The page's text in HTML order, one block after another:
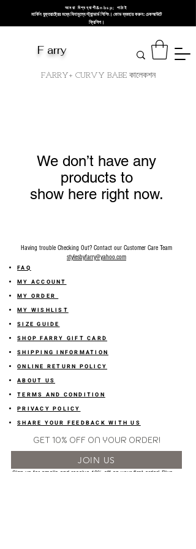
আমরা বিশ্বব্যাপী&nbsp; পাঠাই
মার্কিন যুক্তরাষ্ট্রের মধ্যে বিনামূল্যে স্ট্যান্ডার্ড শিপিং। কোড ব্যবহার করুন: চেকআউটে
ফ্রিশিপ।
F arry
FARRY+ CURVY BABE কালেকশন
We don’t have any
products to
show here right now.
Having trouble Checking Out? Contact our Customer Care Team
stylesbyfarry@yahoo.com
FAQ
MY ACCOUNT
MY ORDER
MY WISHLIST
SIZE GUIDE
SHOP FARRY GIFT CARD
SHIPPING INFORMATION
ONLINE RETURN POLICY
ABOUT US
TERMS AND CONDITION
PRIVACY POLICY
SHARE YOUR FEEDBACK WITH US
GET 10% OFF ON YOUR ORDER!
JOIN US
Sign up for emails and receive 10% off on your first order! Plus